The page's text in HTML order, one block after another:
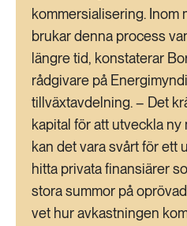
kommersialisering. Inom
brukar denna process
längre tid, konstaterar
rådgivare på
tillväxtavdelning. – Det
kapital för att utveckla
kan det vara svårt för ett
hitta privata finansiärer
stora summor på
vet hur avkastningen